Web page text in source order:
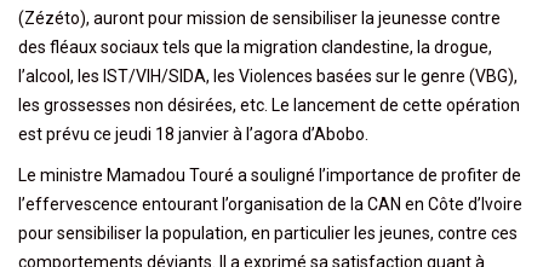
(Zézéto), auront pour mission de sensibiliser la jeunesse contre
des fléaux sociaux tels que la migration clandestine, la drogue,
l’alcool, les IST/VIH/SIDA, les Violences basées sur le genre (VBG),
les grossesses non désirées, etc. Le lancement de cette opération
est prévu ce jeudi 18 janvier à l’agora d’Abobo.
Le ministre Mamadou Touré a souligné l’importance de profiter de
l’effervescence entourant l’organisation de la CAN en Côte d’Ivoire
pour sensibiliser la population, en particulier les jeunes, contre ces
comportements déviants. Il a exprimé sa satisfaction quant à